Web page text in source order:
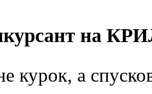
на
курок, а